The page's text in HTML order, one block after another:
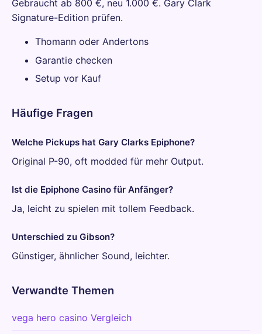
Gebraucht ab 800 €, neu 1.000 €. Gary Clark
Signature-Edition prüfen.
Thomann oder Andertons
Garantie checken
Setup vor Kauf
Häufige Fragen
Welche Pickups hat Gary Clarks Epiphone?
Original P-90, oft modded für mehr Output.
Ist die Epiphone Casino für Anfänger?
Ja, leicht zu spielen mit tollem Feedback.
Unterschied zu Gibson?
Günstiger, ähnlicher Sound, leichter.
Verwandte Themen
vega hero casino Vergleich